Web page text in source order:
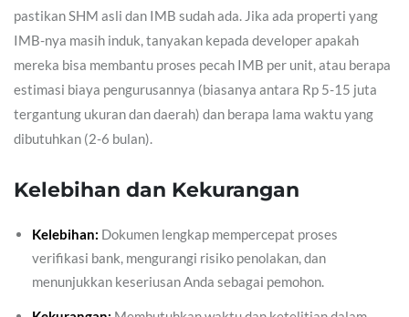
pastikan SHM asli dan IMB sudah ada. Jika ada properti yang
IMB-nya masih induk, tanyakan kepada developer apakah
mereka bisa membantu proses pecah IMB per unit, atau berapa
estimasi biaya pengurusannya (biasanya antara Rp 5-15 juta
tergantung ukuran dan daerah) dan berapa lama waktu yang
dibutuhkan (2-6 bulan).
Kelebihan dan Kekurangan
Kelebihan: Dokumen lengkap mempercepat proses
verifikasi bank, mengurangi risiko penolakan, dan
menunjukkan keseriusan Anda sebagai pemohon.